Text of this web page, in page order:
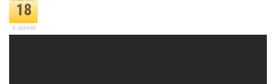
18
в архиве